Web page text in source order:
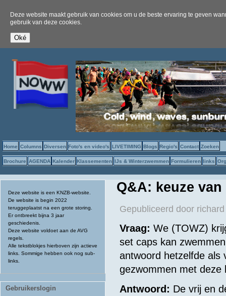
Deze website maakt gebruik van cookies om u de beste ervaring te geven
gebruik van deze cookies.
Home Columns Diversen Foto's en video's LIVETIMING Blogs Regio's Contact Zoeken
Brochure AGENDA Kalender Klassementen IJs & Winterzwemmen Formulieren links
Deze website is een KNZB-website.
De website is begin 2022
teruggeplaatst na een grote storing.
Er ontbreekt bijna 3 jaar
geschiedenis.
Deze website voldoet aan de AVG
regels.
Alle tekstblokjes hierboven zijn actieve
links. Sommige hebben ook nog sub-
links.
Gebruikerslogin
Q&A: keuze
Gepubliceerd door
Vraag: We (TOWZ)
set caps kan
antwoord hetzelfde als
gezwommen met deze
Antwoord: De vrij en